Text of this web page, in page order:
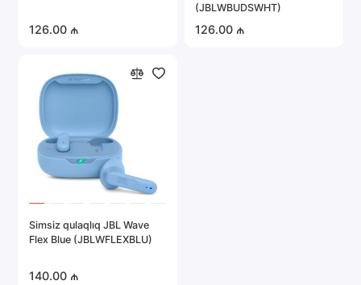
126.00 ₼
(JBLWBUDSWHT)
126.00 ₼
Simsiz qulaqlıq JBL Wave
Flex Blue (JBLWFLEXBLU)
140.00 ₼